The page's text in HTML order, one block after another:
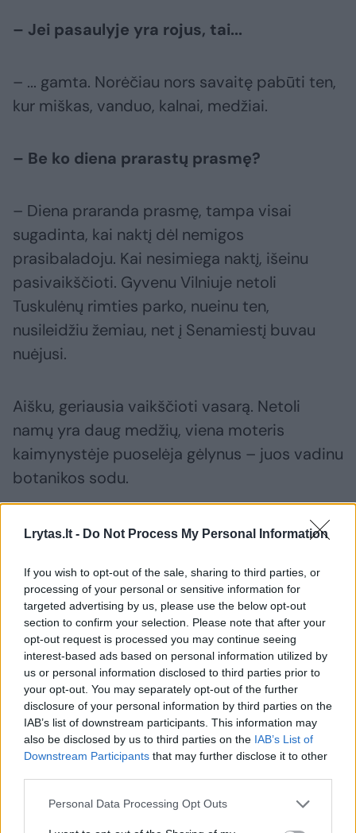
Lrytas.lt - Do Not Process My Personal Information
If you wish to opt-out of the sale, sharing to third parties, or
processing of your personal or sensitive information for
targeted advertising by us, please use the below opt-out
section to confirm your selection. Please note that after your
opt-out request is processed you may continue seeing
interest-based ads based on personal information utilized by
us or personal information disclosed to third parties prior to
your opt-out. You may separately opt-out of the further
disclosure of your personal information by third parties on the
IAB’s list of downstream participants. This information may
also be disclosed by us to third parties on the IAB’s List of
Downstream Participants that may further disclose it to other
Personal Data Processing Opt Outs
– Jei pasaulyje yra rojus, tai...
– ... gamta. Norėčiau nors savaitę pabūti ten,
kur miškas, vanduo, kalnai, medžiai.
– Be ko diena prarastų prasmę?
– Diena praranda prasmę, tampa visai
sugadinta, kai naktį dėl nemigos
prasibaladoju. Kai nesimiega naktį, išeinu
pasivaikščioti. Gyvenu Vilniuje netoli
Tuskulėnų rimties parko, nueinu ten,
nusileidžiu žemiau, net į Senamiestį buvau
nuėjusi.
Aišku, geriausia vaikščioti vasarą. Netoli
namų yra daug medžių, viena moteris
kaimynystėje puoselėja gėlynus – juos vadinu
botanikos sodu.
Išsinešu paklodę, pasitiesiu ant žolės, atsigulu
dangų.
Negaliu tvarkyti savo dienotvarkės, bet jeigu
kam duodu pažadą, žūtbūt prisitaikau. Arba
aukoju kokias nors valandas, arba ką nors
darau vėliau.
– Kaip atsipalaiduojate?
– Aš pasakysiu, bet visas pasaulis juoksis ir